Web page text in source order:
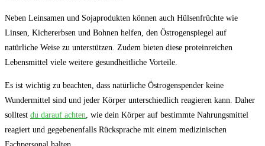
Neben Leinsamen ‍und Sojaprodukten können auch Hülsenfrüchte wie
Linsen, Kichererbsen⁣ und ⁣Bohnen helfen, den ⁢Östrogenspiegel auf
natürliche Weise ‌zu ‌unterstützen. Zudem‍ bieten diese ​proteinreichen
⁤Lebensmittel viele weitere ​gesundheitliche ​Vorteile.
Es ist wichtig zu beachten, ​dass ‍natürliche Östrogenspender keine
Wundermittel sind und jeder ​Körper unterschiedlich⁢ reagieren kann. Daher
solltest du darauf achten , wie‌ dein Körper auf bestimmte‍ Nahrungsmittel
reagiert und gegebenenfalls ⁢Rücksprache mit⁢ einem ⁣medizinischen